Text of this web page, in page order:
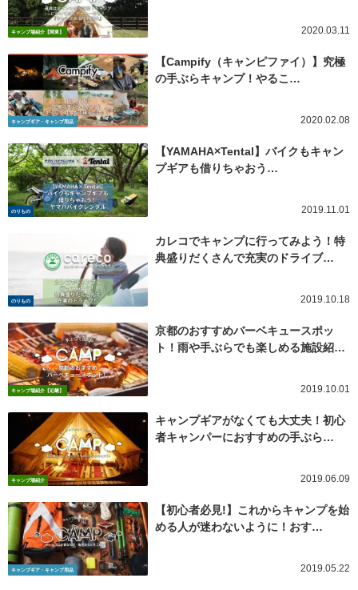
キャンプ場紹介【関東】 2020.03.11
キャンプギア・キャンプ用品
【Campify（キャンピファイ）】究極
の手ぶらキャンプ！やるこ…
2020.02.08
のりもの
【YAMAHA×Tental】バイクもキャン
プギアも借りちゃおう…
2019.11.01
のりもの
カレコでキャンプに行ってみよう！特
典盛りだくさんで充実のドライブ…
2019.10.18
キャンプ場紹介【近畿】
京都のおすすめバーベキュースポッ
ト！雨や手ぶらでも楽しめる施設紹…
2019.10.01
キャンプ場紹介
キャンプギアがなくても大丈夫！初心
者キャンパーにおすすめの手ぶら…
2019.06.09
キャンプギア・キャンプ用品
【初心者必見!】これからキャンプを始
める人が迷わないように！おす…
2019.05.22